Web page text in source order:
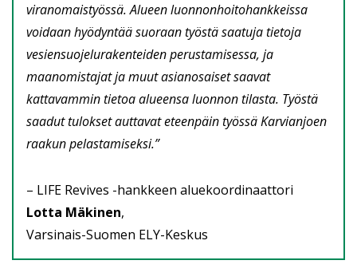
viranomaistyössä. Alueen luonnonhoitohankkeissa
voidaan hyödyntää suoraan työstä saatuja tietoja
vesiensuojelurakenteiden perustamisessa, ja
maanomistajat ja muut asianosaiset saavat
kattavammin tietoa alueensa luonnon tilasta. Työstä
saadut tulokset auttavat eteenpäin työssä Karvianjoen
raakun pelastamiseksi.”
– LIFE Revives -hankkeen aluekoordinaattori
Lotta Mäkinen,
Varsinais-Suomen ELY-Keskus